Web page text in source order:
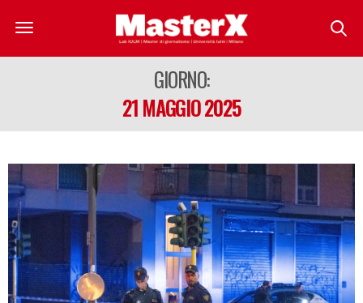
GIORNO:
21 MAGGIO 2025